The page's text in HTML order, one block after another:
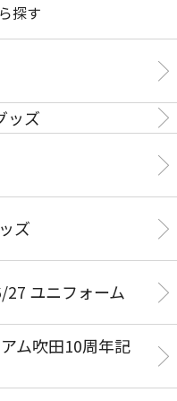
探す
ッズ
ズ
27 ユニフォーム
ム吹田10周年記